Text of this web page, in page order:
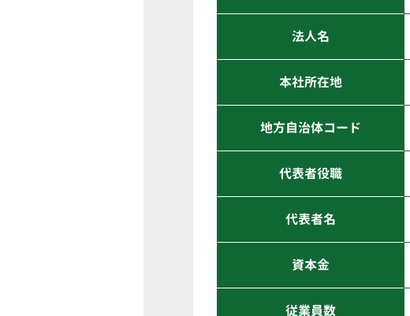
法人名
本社所在地
地方自治体コード
代表者役職
代表者名
資本金
従業員数